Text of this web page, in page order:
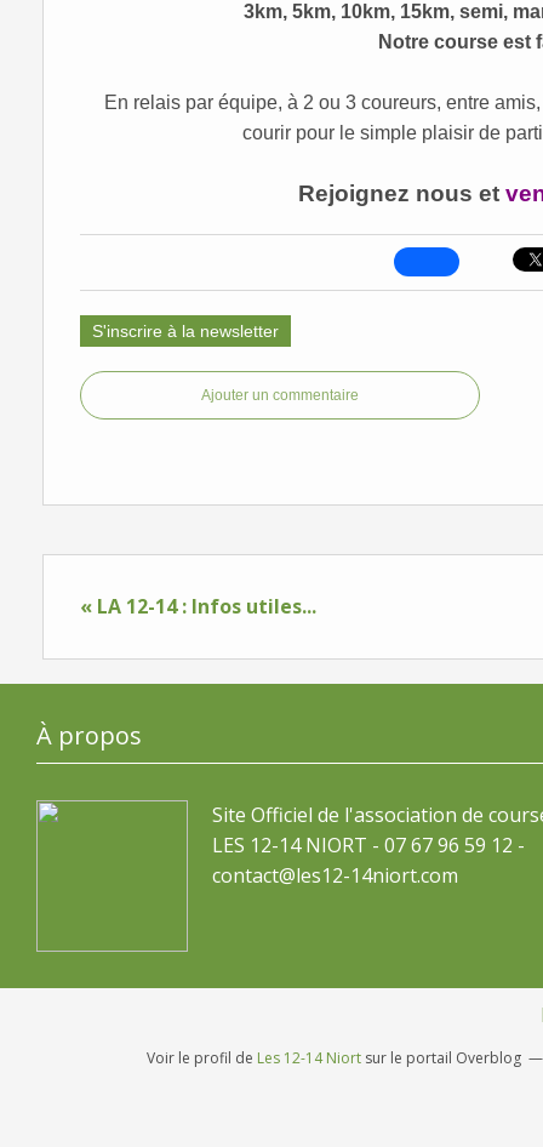
3km, 5km, 10km, 15km, semi,
Notre course est
En relais par équipe, à 2 ou 3 coureurs, entre
courir pour le simple plaisir de
Rejoignez nous et
S'inscrire à la newsletter
Ajouter un commentaire
« LA 12-14 : Infos utiles...
À propos
Site Officiel de l'association de
LES 12-14 NIORT - 07 67 96 59 12 -
contact@les12-14niort.com
Voir le profil de Les 12-14 Niort sur le portail Overblog